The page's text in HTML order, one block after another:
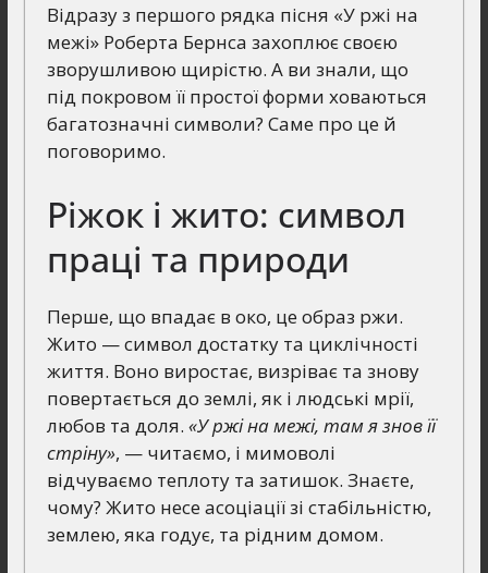
Відразу з першого рядка пісня «У ржі на
межі» Роберта Бернса захоплює своєю
зворушливою щирістю. А ви знали, що
під покровом її простої форми ховаються
багатозначні символи? Саме про це й
поговоримо.
Ріжок і жито: символ
праці та природи
Перше, що впадає в око, це образ ржи.
Жито — символ достатку та циклічності
життя. Воно виростає, визріває та знову
повертається до землі, як і людські мрії,
любов та доля. «У ржі на межі, там я знов її
стріну», — читаємо, і мимоволі
відчуваємо теплоту та затишок. Знаєте,
чому? Жито несе асоціації зі стабільністю,
землею, яка годує, та рідним домом.